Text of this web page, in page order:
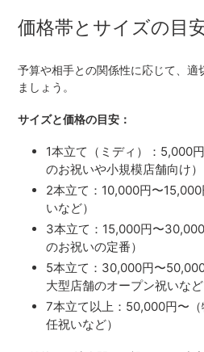
価格帯とサイズの目
予算や相手との関係性に応じて、適
ましょう。
サイズと価格の目安：
1本立て（ミディ）：5,000
のお祝いや小規模店舗向け）
2本立て：10,000円〜
いなど）
3本立て：15,000円〜
のお祝いの定番）
5本立て：30,000円〜
大型店舗のオープン祝いなど
7本立て以上：50,000円〜
任祝いなど）